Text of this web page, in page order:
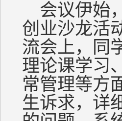
会议伊始
创业沙龙活
流会上，同
理论课学习
常管理等方
生诉求，详